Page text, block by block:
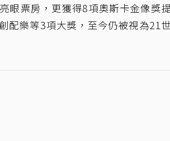
眼票房，更獲得8項奧斯卡金像獎
配樂等3項大獎，至今仍被視為21